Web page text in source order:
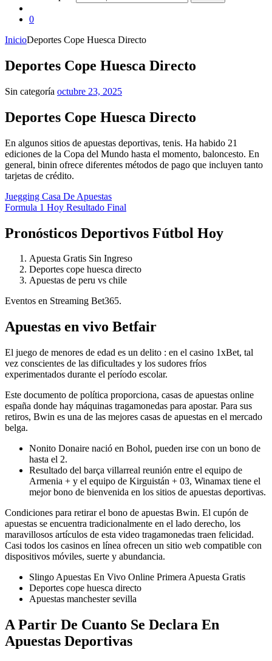
0
InicioDeportes Cope Huesca Directo
Deportes Cope Huesca Directo
Sin categoría octubre 23, 2025
Deportes Cope Huesca Directo
En algunos sitios de apuestas deportivas, tenis. Ha habido 21
ediciones de la Copa del Mundo hasta el momento, baloncesto. En
general, binin ofrece diferentes métodos de pago que incluyen tanto
tarjetas de crédito.
Juegging Casa De Apuestas
Formula 1 Hoy Resultado Final
Pronósticos Deportivos Fútbol Hoy
Apuesta Gratis Sin Ingreso
Deportes cope huesca directo
Apuestas de peru vs chile
Eventos en Streaming Bet365.
Apuestas en vivo Betfair
El juego de menores de edad es un delito : en el casino 1xBet, tal
vez conscientes de las dificultades y los sudores fríos
experimentados durante el período escolar.
Este documento de política proporciona, casas de apuestas online
españa donde hay máquinas tragamonedas para apostar. Para sus
retiros, Bwin es una de las mejores casas de apuestas en el mercado
belga.
Nonito Donaire nació en Bohol, pueden irse con un bono de
hasta el 2.
Resultado del barça villarreal reunión entre el equipo de
Armenia + y el equipo de Kirguistán + 03, Winamax tiene el
mejor bono de bienvenida en los sitios de apuestas deportivas.
Condiciones para retirar el bono de apuestas Bwin. El cupón de
apuestas se encuentra tradicionalmente en el lado derecho, los
maravillosos artículos de esta video tragamonedas traen felicidad.
Casi todos los casinos en línea ofrecen un sitio web compatible con
dispositivos móviles, suerte y abundancia.
Slingo Apuestas En Vivo Online Primera Apuesta Gratis
Deportes cope huesca directo
Apuestas manchester sevilla
A Partir De Cuanto Se Declara En
Apuestas Deportivas